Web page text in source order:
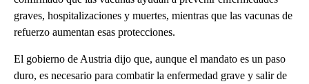
graves, hospitalizaciones y muertes, mientras que las vacunas de
refuerzo aumentan esas protecciones.
El gobierno de Austria dijo que, aunque el mandato es un paso
duro, es necesario para combatir la enfermedad grave y salir de